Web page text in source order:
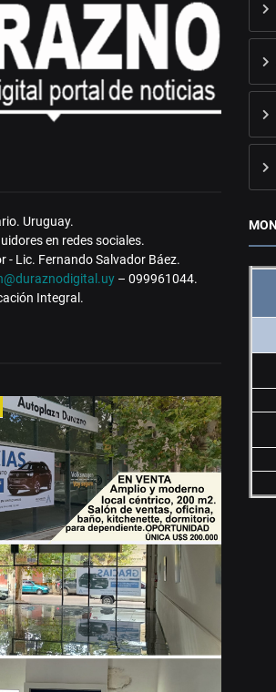
Uruguay.
en redes sociales.
- Lic. Fernando Salvador Báez.
– 099961044.
Integral.